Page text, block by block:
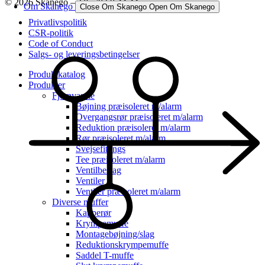
Om Skanego Close Om Skanego Open Om Skanego
Privatlivspolitik
CSR-politik
Code of Conduct
Salgs- og leveringsbetingelser
Produktkatalog
Produkter
Fjernvarme
Bøjning præisoleret m/alarm
Overgangsrør præisoleret m/alarm
Reduktion præisoleret m/alarm
Rør præisoleret m/alarm
Svejsefittings
Tee præisoleret m/alarm
Ventilbeslag
Ventiler
Ventiler præisoleret m/alarm
Diverse muffer
Kapperør
Krympemuffe
Montagebøjning/slag
Reduktionskrympemuffe
Saddel T-muffe